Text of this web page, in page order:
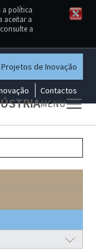
Contactos
Projetos de Inovação
MENU
qual o
às suas
política
aceitar a
a